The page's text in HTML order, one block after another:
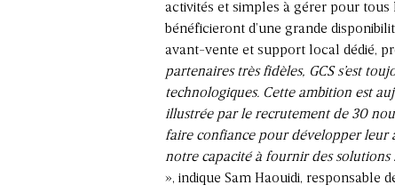
activités et simples à gérer pour tous
bénéficieront d’une grande
avant-vente et support local dédié,
partenaires très fidèles, GCS s’est
technologiques. Cette ambition est
illustrée par le recrutement de 30
faire confiance pour développer leur
notre capacité à fournir des solutions
», indique Sam Haouidi, responsable